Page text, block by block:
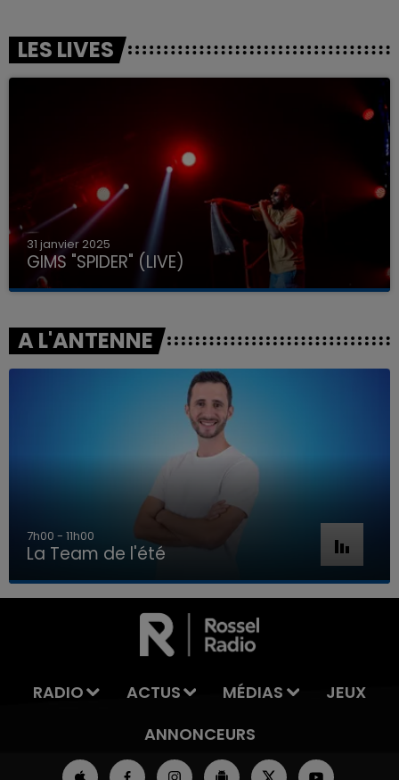
LA TEAM DE L'ÉTÉ
LES LIVES
31 janvier 2025
GIMS "SPIDER" (LIVE)
A L'ANTENNE
7h00 - 11h00
La Team de l'été
RADIO ACTUS MÉDIAS
JEUX
ANNONCEURS